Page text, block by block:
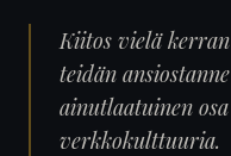
Kiitos vielä
teidän
ainutlaatuinen
verkkokulttuuria.